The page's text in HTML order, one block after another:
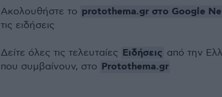
Ακολουθήστε το protothema.gr στο Google
τις ειδήσεις
Δείτε όλες τις τελευταίες Ειδήσεις από την
που συμβαίνουν, στο Protothema.gr